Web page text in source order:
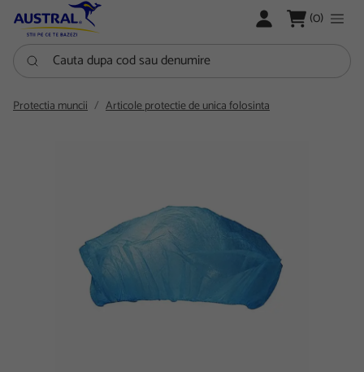
LOGARE (0)
Cauta dupa cod sau denumire
Protectia muncii Articole protectie de unica folosinta